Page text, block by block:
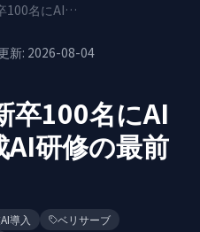
ベリサーブが新卒100名にAI研修導入｜生成AI研修の最前線
新: 2026-08-04
卒100名にAI
AI研修の最前
導入
ベリサーブ